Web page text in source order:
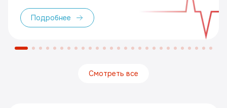
Подробнее
Смотреть все